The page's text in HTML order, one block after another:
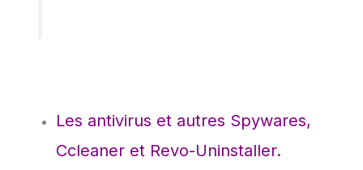
Les antivirus et autres Spywares,
Ccleaner et Revo-Uninstaller.